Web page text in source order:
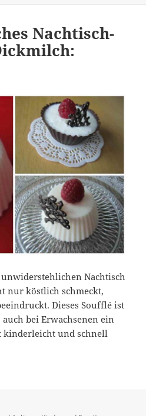
Nachtisch-
Nachtisch
nur köstlich schmeckt,
Dieses Soufflé ist
bei Erwachsenen ein
kinderleicht und schnell
Rezept mit Dickmilch: Soufflé